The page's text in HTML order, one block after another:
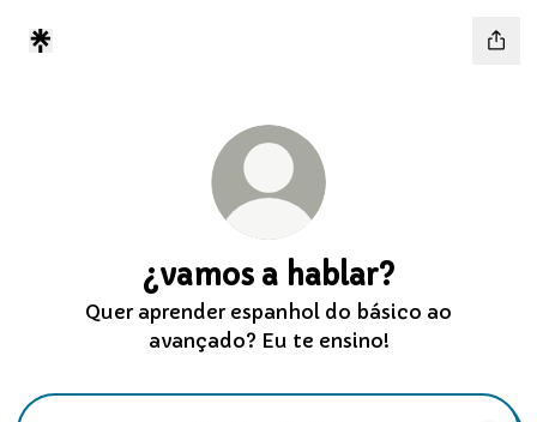
¿vamos a hablar?
Quer aprender espanhol do básico ao
avançado? Eu te ensino!